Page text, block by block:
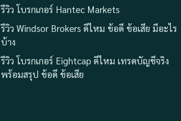
รีวิว โบรกเกอร์ Hantec Markets
รีวิว Windsor Brokers ดีไหม ข้อดี ข้อเสีย มีอะไร
บ้าง
รีวิว โบรกเกอร์ Eightcap ดีไหม เทรดบัญชีจริง
พร้อมสรุป ข้อดี ข้อเสีย